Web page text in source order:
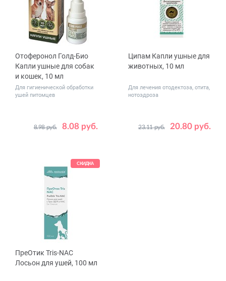
Отоферонол Голд-Био
Капли ушные для собак
и кошек, 10 мл
Для гигиенической обработки
ушей питомцев
8.08 руб.
8.98 руб.
Ципам Капли ушные для
животных, 10 мл
Для лечения отодектоза, отита,
нотоэдроза
20.80 руб.
23.11 руб.
СКИДКА
ПреОтик Tris-NAC
Лосьон для ушей, 100 мл